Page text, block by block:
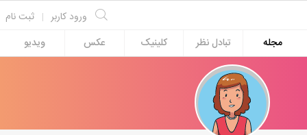
ثبت نام | ورود کاربر
مجله
تبادل نظر کلینیک عکس ویدیو